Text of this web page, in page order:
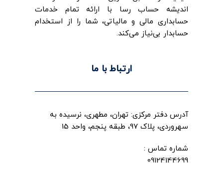
اندیشه حساب رسا با ارائه تمام خدمات
حسابداری مالی و مالیاتی، شما را از استخدام
حسابدار بی‌نیاز می‌کند.
ارتباط با ما
آدرس دفتر مرکزی: تهران، مطهری، نرسیده به
سهروردی، پلاک 97، طبقه پنجم، واحد 15
شماره تماس :
09124144699